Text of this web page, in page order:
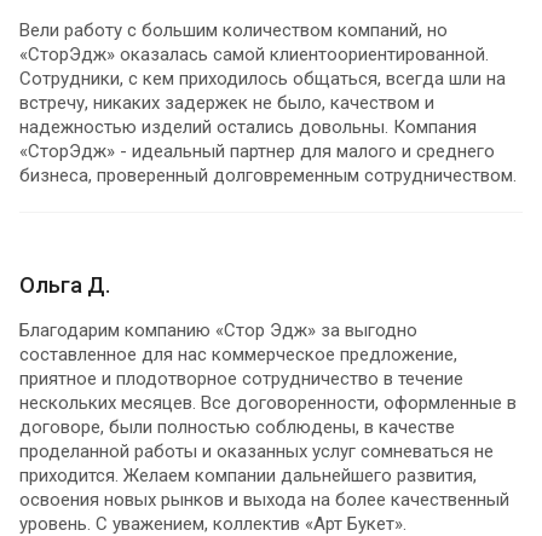
Вели работу с большим количеством компаний, но
«СторЭдж» оказалась самой клиентоориентированной.
Сотрудники, с кем приходилось общаться, всегда шли на
встречу, никаких задержек не было, качеством и
надежностью изделий остались довольны. Компания
«СторЭдж» - идеальный партнер для малого и среднего
бизнеса, проверенный долговременным сотрудничеством.
Ольга Д.
Благодарим компанию «Стор Эдж» за выгодно
составленное для нас коммерческое предложение,
приятное и плодотворное сотрудничество в течение
нескольких месяцев. Все договоренности, оформленные в
договоре, были полностью соблюдены, в качестве
проделанной работы и оказанных услуг сомневаться не
приходится. Желаем компании дальнейшего развития,
освоения новых рынков и выхода на более качественный
уровень. С уважением, коллектив «Арт Букет».